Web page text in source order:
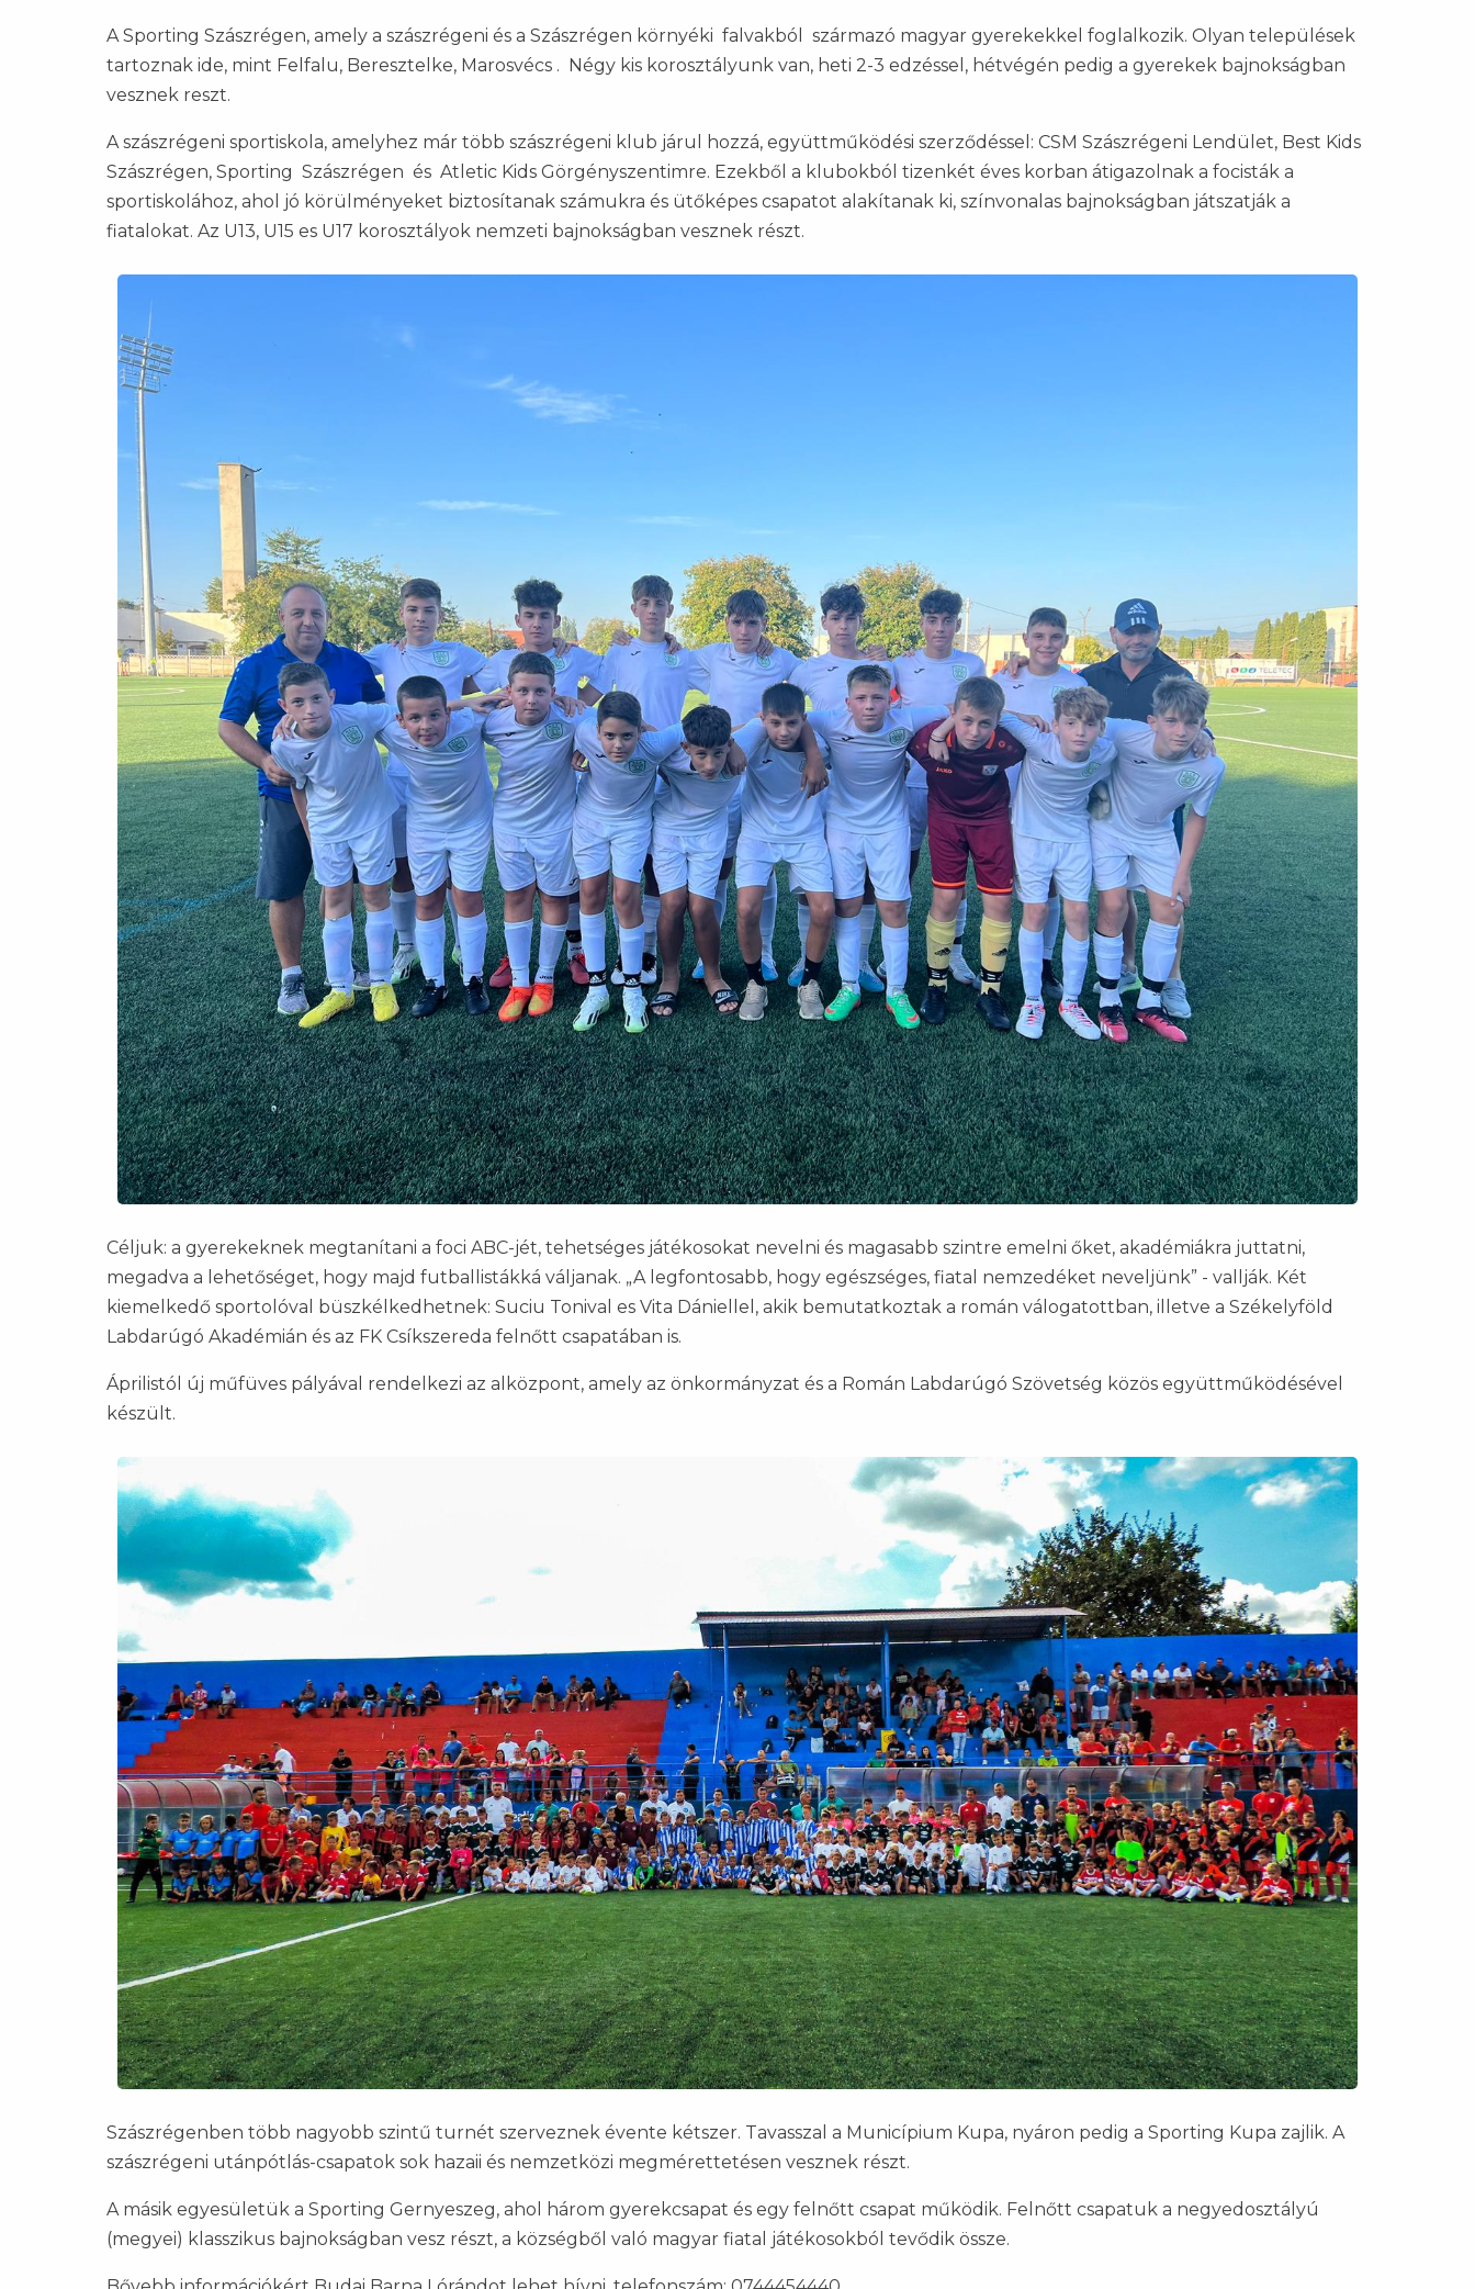
A Sporting Szászrégen, amely a szászrégeni és a Szászrégen környéki falvakból származó magyar gyerekekkel foglalkozik. Olyan települések
tartoznak ide, mint Felfalu, Beresztelke, Marosvécs . Négy kis korosztályunk van, heti 2-3 edzéssel, hétvégén pedig a gyerekek bajnokságban
vesznek reszt.
A szászrégeni sportiskola, amelyhez már több szászrégeni klub járul hozzá, együttműködési szerződéssel: CSM Szászrégeni Lendület, Best Kids
Szászrégen, Sporting Szászrégen és Atletic Kids Görgényszentimre. Ezekből a klubokból tizenkét éves korban átigazolnak a focisták a
sportiskolához, ahol jó körülményeket biztosítanak számukra és ütőképes csapatot alakítanak ki, színvonalas bajnokságban játszatják a
fiatalokat. Az U13, U15 es U17 korosztályok nemzeti bajnokságban vesznek részt.
Céljuk: a gyerekeknek megtanítani a foci ABC-jét, tehetséges játékosokat nevelni és magasabb szintre emelni őket, akadémiákra juttatni,
megadva a lehetőséget, hogy majd futballistákká váljanak. „A legfontosabb, hogy egészséges, fiatal nemzedéket neveljünk” - vallják. Két
kiemelkedő sportolóval büszkélkedhetnek: Suciu Tonival es Vita Dániellel, akik bemutatkoztak a román válogatottban, illetve a Székelyföld
Labdarúgó Akadémián és az FK Csíkszereda felnőtt csapatában is.
Áprilistól új műfüves pályával rendelkezi az alközpont, amely az önkormányzat és a Román Labdarúgó Szövetség közös együttműködésével
készült.
Szászrégenben több nagyobb szintű turnét szerveznek évente kétszer. Tavasszal a Municípium Kupa, nyáron pedig a Sporting Kupa zajlik. A
szászrégeni utánpótlás-csapatok sok hazaii és nemzetközi megmérettetésen vesznek részt.
A másik egyesületük a Sporting Gernyeszeg, ahol három gyerekcsapat és egy felnőtt csapat működik. Felnőtt csapatuk a negyedosztályú
(megyei) klasszikus bajnokságban vesz részt, a községből való magyar fiatal játékosokból tevődik össze.